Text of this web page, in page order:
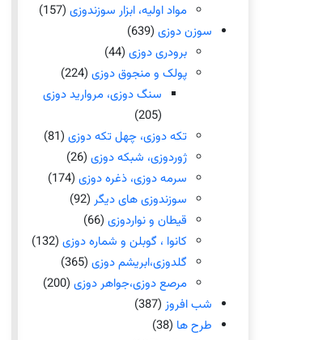
مواد اولیه، ابزار سوزندوزی (157)
سوزن دوزی (639)
برودری دوزی (44)
پولک و منجوق دوزی (224)
سنگ دوزی، مروارید دوزی
(205)
تکه دوزی، چهل تکه دوزی (81)
ژوردوزی، شبکه دوزی (26)
سرمه دوزی، ذغره دوزی (174)
سوزندوزی های دیگر (92)
قیطان و نواردوزی (66)
کانوا ، گوبلن و شماره دوزی (132)
گلدوزی،ابریشم دوزی (365)
مرصع دوزی،جواهر دوزی (200)
شب افروز (387)
طرح ها (38)